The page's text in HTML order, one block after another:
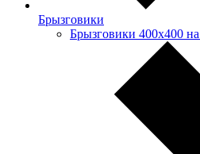
Брызговики
Брызговики 400х400